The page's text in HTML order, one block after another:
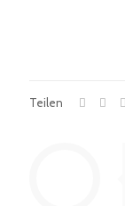
Teilen